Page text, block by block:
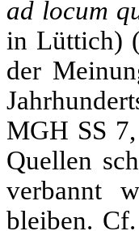
ad locum
in Lüttich)
der
MGH SS
Quellen
verbannt
bleiben.